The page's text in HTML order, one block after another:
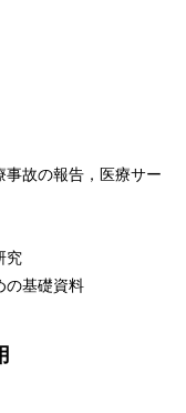
事故の報告，医療サー
究
の基礎資料